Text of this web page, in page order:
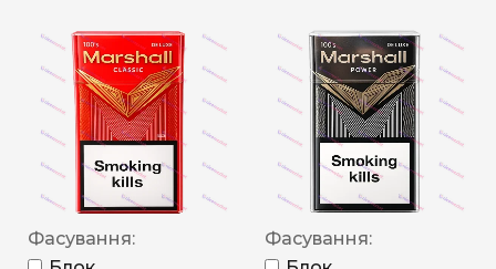
Фасування:
Фасування: